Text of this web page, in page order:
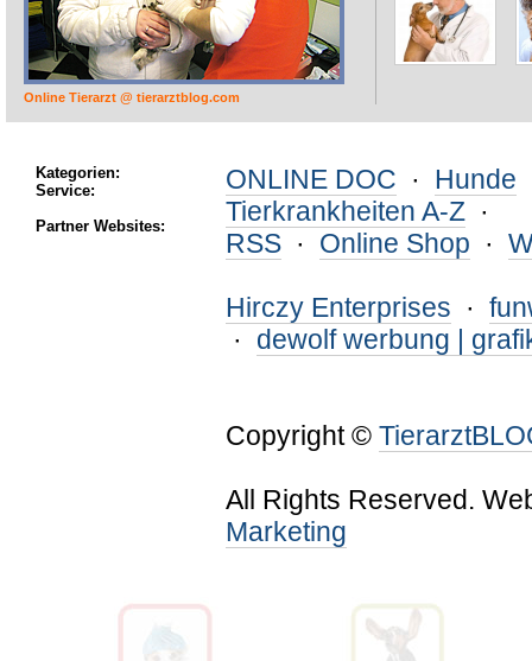
Online Tierarzt @ tierarztblog.com
Kategorien:
Service:
Partner Websites:
ONLINE DOC · Hunde
Tierkrankheiten A-Z ·
RSS · Online Shop ·
Hirczy Enterprises ·
· dewolf werbung |
Copyright ©
All Rights Reserved.
Marketing